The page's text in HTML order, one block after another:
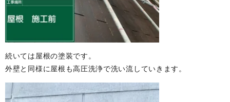
続いては屋根の塗装です。
外壁と同様に屋根も高圧洗浄で洗い流していきます。